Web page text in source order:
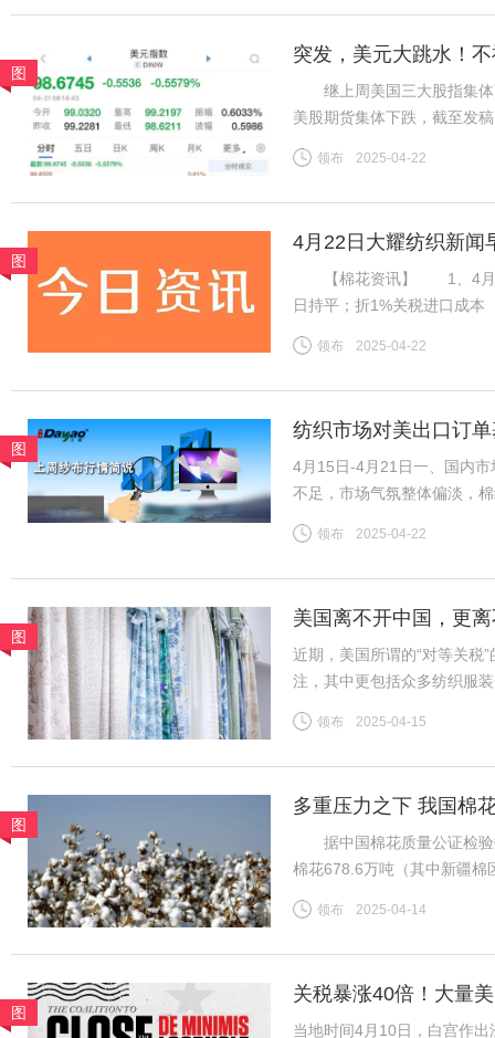
图
突发，美元大跳水！
继上周美国三大股指集体
美股期货集体下跌，截至发
2022年4月以来首次。截至
领布 2025-04-22
图
4月22日大耀纺织新闻
【棉花资讯】 1、4月21
日持平；折1%关税进口成本
棉山东到厂价3128B级14
领布 2025-04-22
图
纺织市场对美出口订
4月15日-4月21日一、国内
不足，市场气氛整体偏淡，
续，中小厂订单压力增加。
领布 2025-04-22
图
美国离不开中国，更
近期，美国所谓的“对等关税
注，其中更包括众多纺织服
跨境电商及小额包裹更是惠
领布 2025-04-15
图
多重压力之下 我国棉
据中国棉花质量公证检验
棉花678.6万吨（其中新疆棉
新疆/全国棉花公检总量已基
领布 2025-04-14
图
关税暴涨40倍！大量
当地时间4月10日，白宫作